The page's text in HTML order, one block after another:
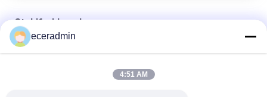
Stahlfarbkegel
Kleine Schmuckwaren Papier Verpackung Geschenkbox
Kleine Schmuckwaren Papier Verpackung Geschenkbox
eceradmin
4:51 AM